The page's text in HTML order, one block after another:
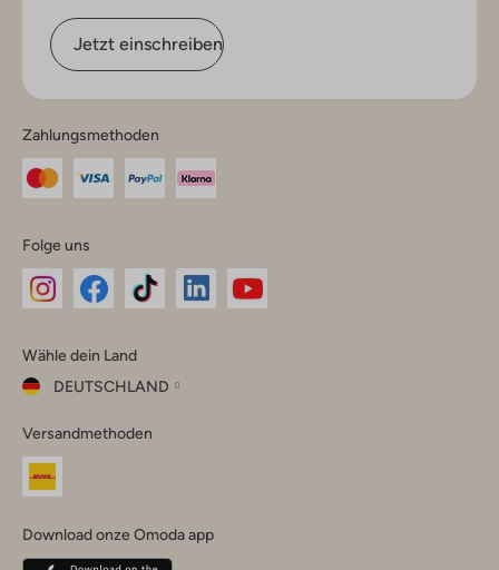
Jetzt einschreiben
Zahlungsmethoden
Folge uns
Instagram
Facebook
TikTok
Wähle dein Land
DEUTSCHLAND
dein
Land
Belgique(Français)
Versandmethoden
Download onze Omoda app